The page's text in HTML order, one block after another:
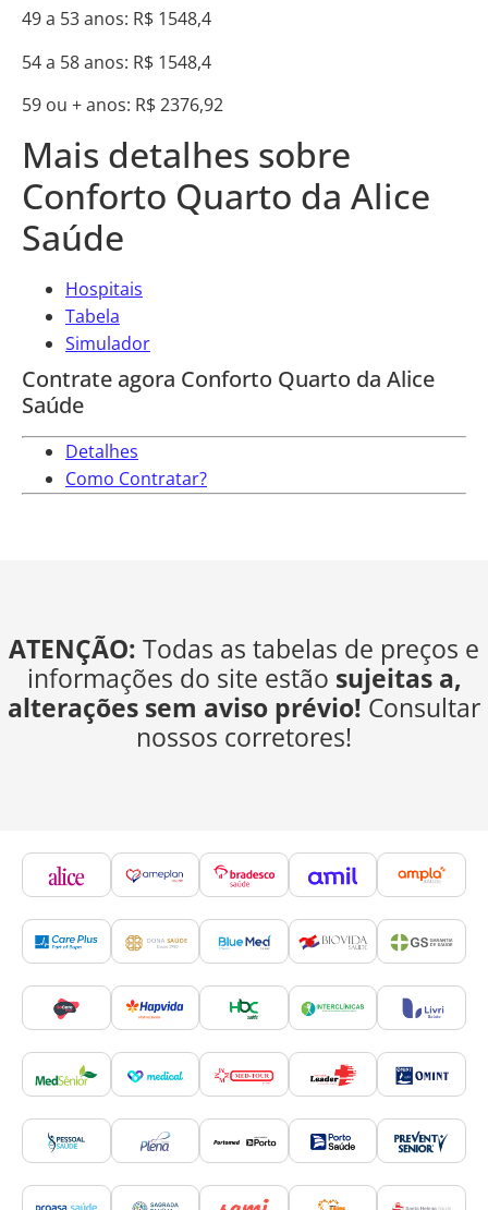
49 a 53 anos: R$ 1548,4
54 a 58 anos: R$ 1548,4
59 ou + anos: R$ 2376,92
Mais detalhes sobre
Conforto Quarto da Alice
Saúde
Hospitais
Tabela
Simulador
Contrate agora Conforto Quarto da Alice
Saúde
Detalhes
Como Contratar?
ATENÇÃO: Todas as tabelas de preços e
informações do site estão sujeitas a,
alterações sem aviso prévio! Consultar
nossos corretores!